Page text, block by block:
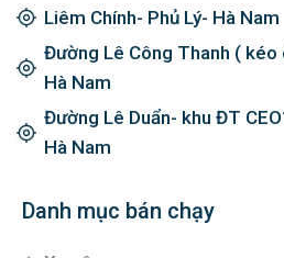
Liêm Chính- Phủ Lý- Hà Nam
Đường Lê Công Thanh ( kéo
Hà Nam
Đường Lê Duẩn- khu ĐT
Hà Nam
Danh mục bán chạy